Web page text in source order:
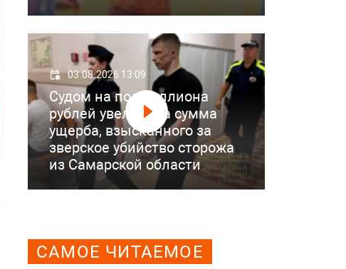
03.08.2026 13:09
Судом на полмиллиона
рублей увеличена сумма
ущерба, взысканного за
зверское убийство сторожа
из Самарской области
САМОЕ ЧИТАЕМОЕ